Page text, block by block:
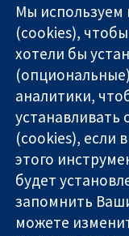
Надёжные
доказательства
Информированные
решения
Во благо
здоровья
Мы
(cookies),
хотели бы
аналитики,
(cookies), если
этого
будет
запомнить
можете